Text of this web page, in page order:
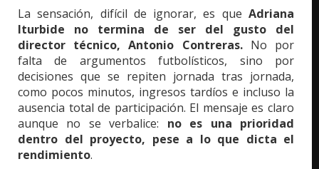
La sensación, difícil de ignorar, es que Adriana
Iturbide no termina de ser del gusto del
director técnico, Antonio Contreras.No por
falta de argumentos futbolísticos, sino por
decisiones que se repiten jornada tras jornada,
como pocos minutos, ingresos tardíos e incluso la
ausencia total de participación. El mensaje es claro
aunque no se verbalice: no es una prioridad
dentro del proyecto, pese a lo que dicta el
rendimiento.